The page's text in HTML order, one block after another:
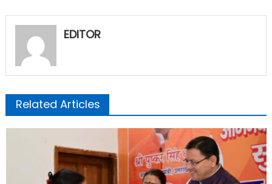
EDITOR
Related Articles